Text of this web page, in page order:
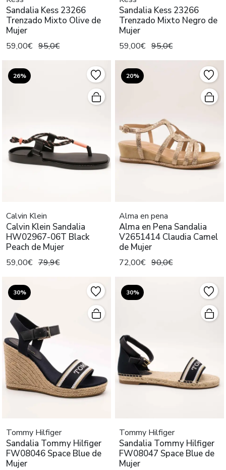
Sandalia Kess 23266
Trenzado Mixto Olive de
Mujer
59,00€ 95,0€
Sandalia Kess 23266
Trenzado Mixto Negro de
Mujer
59,00€ 95,0€
26%
Calvin Klein
Calvin Klein Sandalia
HW02967-06T Black
Peach de Mujer
59,00€ 79,9€
20%
Alma en pena
Alma en Pena Sandalia
V2651414 Claudia Camel
de Mujer
72,00€ 90,0€
30%
Tommy Hilfiger
Sandalia Tommy Hilfiger
FW08046 Space Blue de
Mujer
30%
Tommy Hilfiger
Sandalia Tommy Hilfiger
FW08047 Space Blue de
Mujer